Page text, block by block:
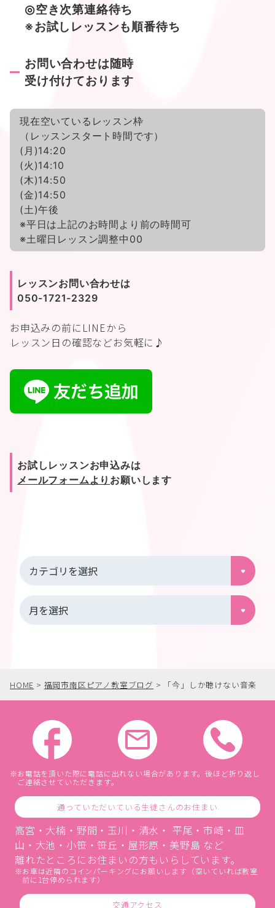
◎空き次第連絡待ち
※お試しレッスンも順番待ち
お問い合わせは随時
受け付けております
現在空いているレッスン枠
（レッスンスタート時間です）
(月)14:20
(火)14:10
(木)14:50
(金)14:50
(土)午後
※平日は上記のお時間より前の時間可
※土曜日レッスン調整中00
レッスンお問い合わせは
050-1721-2329
お申込みの前に LINEから
レッスン日の確認などお気軽に♪
お試しレッスンお申込みは
メールフォームより お願いします
HOME > 福岡市南区ピアノ教室ブログ > 「今」しか聴けない音楽
お電話を頂いた際に電話に出れない場合があります。後ほど折り返し
ご連絡させていただきます。
通っていただいている生徒さんのお住まい
高宮・大楠・野間・玉川・清水・ 平尾・市崎・皿
山・大池・小笹・笹丘・屋形原・美野島 など
離れたところにお住まいの方もいらしています。
お車は近隣のコインパーキングにお願いします（空いていれば教室
前に1台停められます）
交通アクセス